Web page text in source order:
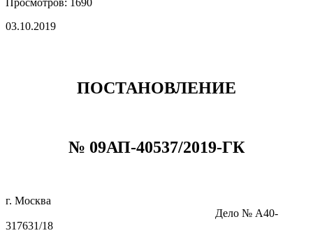
03.10.2019
ПОСТАНОВЛЕНИЕ
№ 09АП-40537/2019-ГК
г. Москва
Дело № А40-
317631/18